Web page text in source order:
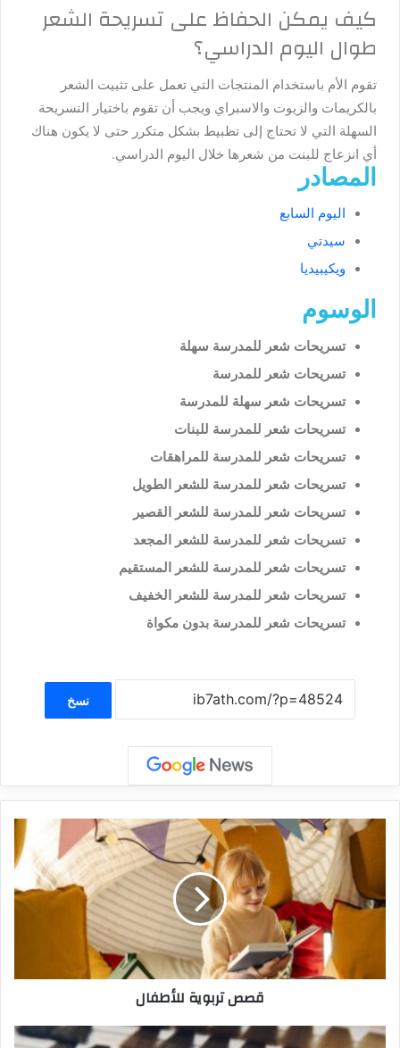
كيف يمكن الحفاظ على تسريحة الشعر
طوال اليوم الدراسي؟
تقوم الأم باستخدام المنتجات التي تعمل على تثبيت الشعر
بالكريمات والزيوت والاسبراي ويجب أن تقوم باختيار التسريحة
السهلة التي لا تحتاج إلى تظبيط بشكل متكرر حتى لا يكون هناك
أي انزعاج للبنت من شعرها خلال اليوم الدراسي.
المصادر
اليوم السابع
سيدتي
ويكيبيديا
الوسوم
تسريحات شعر للمدرسة سهلة
تسريحات شعر للمدرسة
تسريحات شعر سهلة للمدرسة
تسريحات شعر للمدرسة للبنات
تسريحات شعر للمدرسة للمراهقات
تسريحات شعر للمدرسة للشعر الطويل
تسريحات شعر للمدرسة للشعر القصير
تسريحات شعر للمدرسة للشعر المجعد
تسريحات شعر للمدرسة للشعر المستقيم
تسريحات شعر للمدرسة للشعر الخفيف
تسريحات شعر للمدرسة بدون مكواة
نسخ
قصص تربوية للأطفال